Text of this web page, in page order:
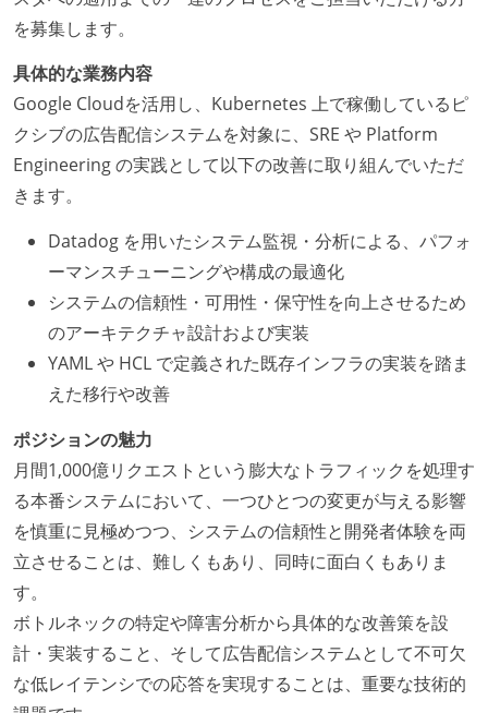
を募集します。
具体的な業務内容
Google Cloudを活用し、Kubernetes 上で稼働しているピ
クシブの広告配信システムを対象に、SRE や Platform
Engineering の実践として以下の改善に取り組んでいただ
きます。
Datadog を用いたシステム監視・分析による、パフォ
ーマンスチューニングや構成の最適化
システムの信頼性・可用性・保守性を向上させるため
のアーキテクチャ設計および実装
YAML や HCL で定義された既存インフラの実装を踏ま
えた移行や改善
ポジションの魅力
月間1,000億リクエストという膨大なトラフィックを処理す
る本番システムにおいて、一つひとつの変更が与える影響
を慎重に見極めつつ、システムの信頼性と開発者体験を両
立させることは、難しくもあり、同時に面白くもありま
す。
ボトルネックの特定や障害分析から具体的な改善策を設
計・実装すること、そして広告配信システムとして不可欠
な低レイテンシでの応答を実現することは、重要な技術的